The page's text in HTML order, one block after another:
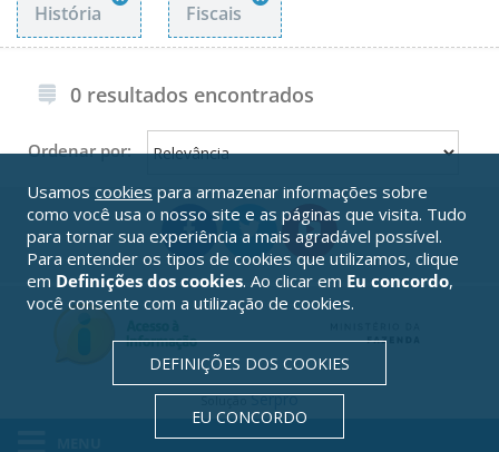
História Fiscais
0 resultados encontrados
Ordenar por:
SoluçãoSerpro
Usamos cookies para armazenar informações sobre
como você usa o nosso site e as páginas que visita. Tudo
para tornar sua experiência a mais agradável possível.
Para entender os tipos de cookies que utilizamos, clique
em Definições dos cookies. Ao clicar em Eu concordo,
você consente com a utilização de cookies.
DEFINIÇÕES DOS COOKIES
EU CONCORDO